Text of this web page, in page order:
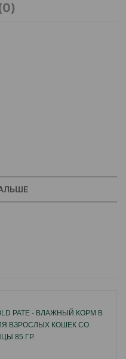
PATE - ВЛАЖНЫЙ КОРМ В
ВЗРОСЛЫХ КОШЕК СО
85 ГР.